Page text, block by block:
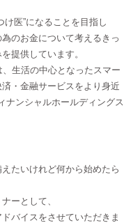
医”になることを目指し
のお金について考えるきっ
提供しています。
生活の中心となったスマー
・金融サービスをより身近
ナンシャルホールディングス
たいけれど何から始めたら
ーとして、
バイスをさせていただきま